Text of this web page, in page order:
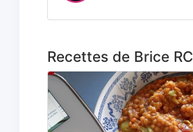
Recettes de Brice RC